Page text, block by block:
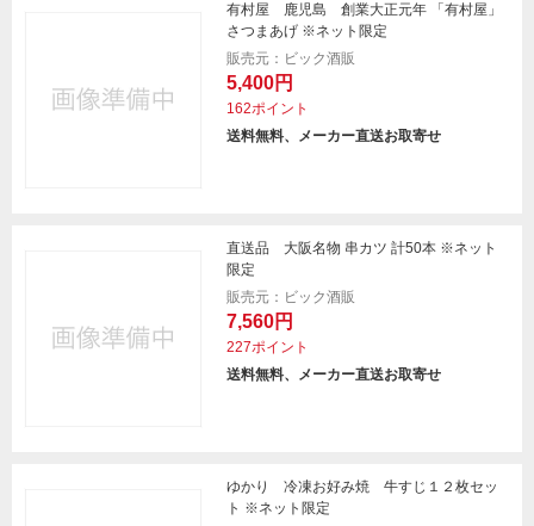
有村屋 鹿児島 創業大正元年 「有村屋」
さつまあげ ※ネット限定
販売元：ビック酒販
5,400円
162ポイント
送料無料、メーカー直送お取寄せ
直送品 大阪名物 串カツ 計50本 ※ネット
限定
販売元：ビック酒販
7,560円
227ポイント
送料無料、メーカー直送お取寄せ
ゆかり 冷凍お好み焼 牛すじ１２枚セッ
ト ※ネット限定